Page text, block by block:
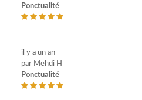
Ponctualité
il y a un an
par Mehdi H
Ponctualité